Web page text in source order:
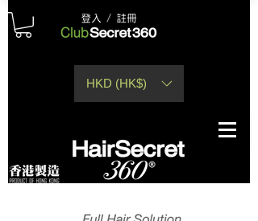
HKD (HK$)